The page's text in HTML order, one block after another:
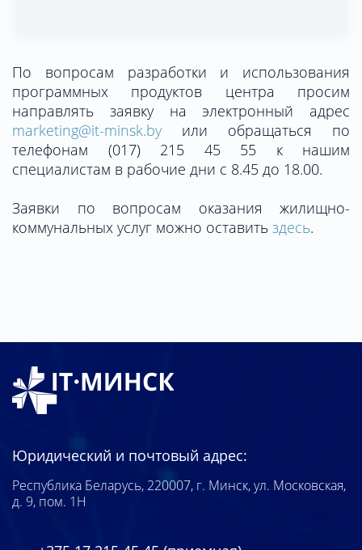
По вопросам разработки и использования
программных продуктов центра просим
направлять заявку на электронный адрес
marketing@it-minsk.by или обращаться по
телефонам (017) 215 45 55 к нашим
специалистам в рабочие дни с 8.45 до 18.00.
Заявки по вопросам оказания жилищно-
коммунальных услуг можно оставить здесь.
Юридический и почтовый адрес:
Республика Беларусь, 220007, г. Минск, ул. Московская,
д. 9, пом. 1Н